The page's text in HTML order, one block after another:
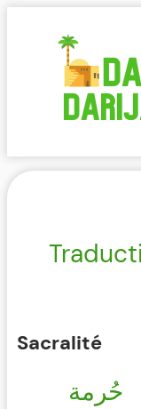
Sacralité
حُرمة